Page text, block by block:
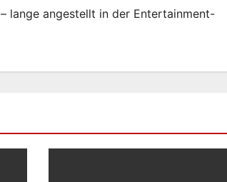
lange angestellt in der Entertainment-